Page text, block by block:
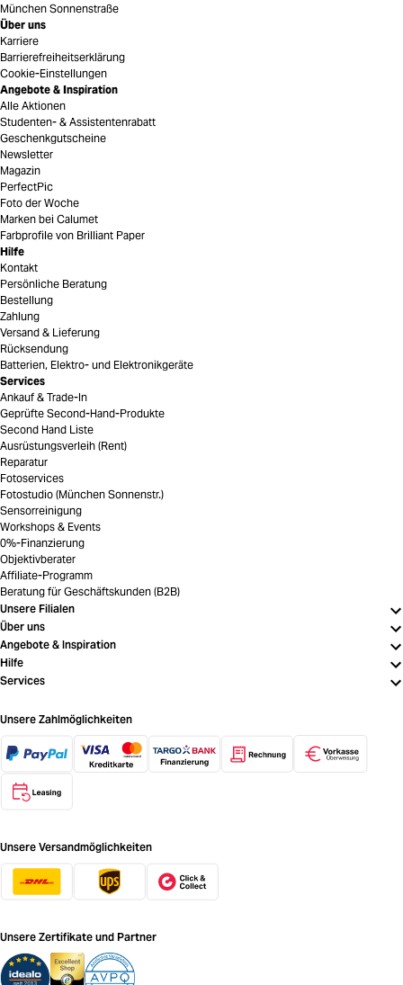
München Sonnenstraße
Über uns
Karriere
Barrierefreiheitserklärung
Cookie-Einstellungen
Angebote & Inspiration
Alle Aktionen
Studenten- & Assistentenrabatt
Geschenkgutscheine
Newsletter
Magazin
PerfectPic
Foto der Woche
Marken bei Calumet
Farbprofile von Brilliant Paper
Hilfe
Kontakt
Persönliche Beratung
Bestellung
Zahlung
Versand & Lieferung
Rücksendung
Batterien, Elektro- und Elektronikgeräte
Services
Ankauf & Trade-In
Geprüfte Second-Hand-Produkte
Second Hand Liste
Ausrüstungsverleih (Rent)
Reparatur
Fotoservices
Fotostudio (München Sonnenstr.)
Sensorreinigung
Workshops & Events
0%-Finanzierung
Objektivberater
Affiliate-Programm
Beratung für Geschäftskunden (B2B)
Unsere Filialen
Über uns
Angebote & Inspiration
Hilfe
Services
Unsere Zahlmöglichkeiten
Unsere Versandmöglichkeiten
Unsere Zertifikate und Partner